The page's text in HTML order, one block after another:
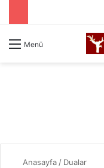
Menü
Anasayfa / Dualar